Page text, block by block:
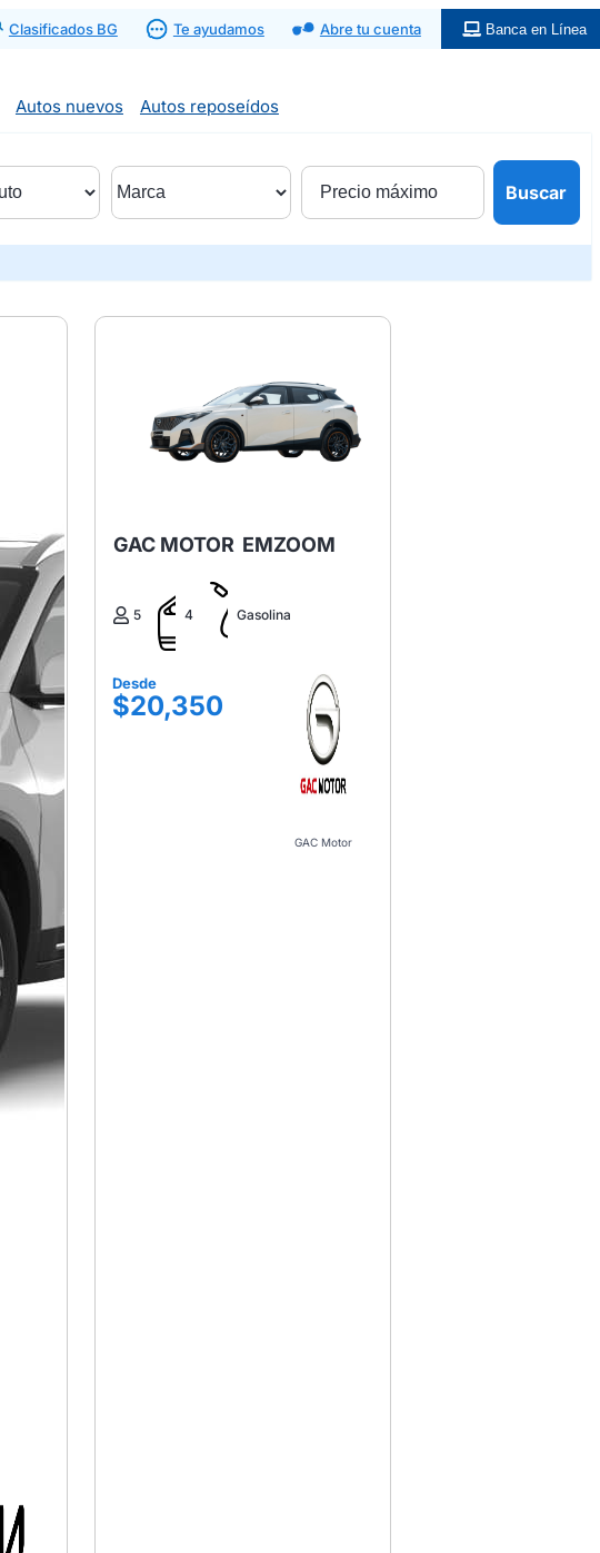
Clasificados BG Te ayudamos Abre tu cuenta Banca en Línea
Autos nuevos Autos reposeídos
Buscar
GAC MOTOR EMZOOM
5 4 Gasolina
Desde
$20,350
GAC Motor